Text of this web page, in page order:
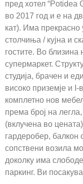
пред хотел “Potidea
во 2017 год и е на
кат). Има прекрасно
столчиња / кујна и
гостите. Во
супермаркет.
студија, брачен и
високо приземје и
комплетно нов
према број на
(вклучена во
гардеробер, балкон
сопствени возила
доколку има
паркинг. Ви